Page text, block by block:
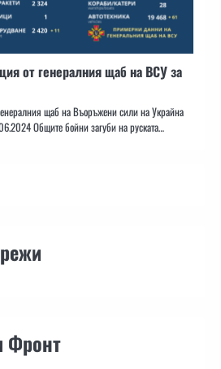
от генералния щаб на ВСУ за
щаб на Въоръжени сили на Украйна
Общите бойни загуби на руската…
Фронт